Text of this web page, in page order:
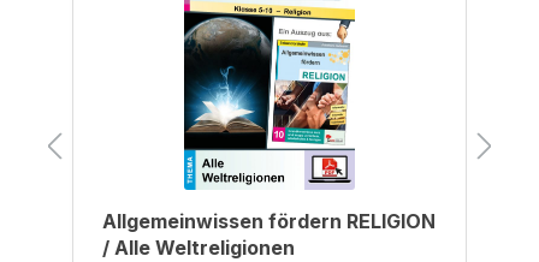
Allgemeinwissen fördern RELIGION
/ Alle Weltreligionen